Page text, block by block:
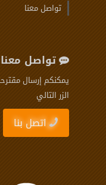
تواصل معنا
تواصل معنا
يمكنكم إرسال
الزر التالي
اتصل بنا